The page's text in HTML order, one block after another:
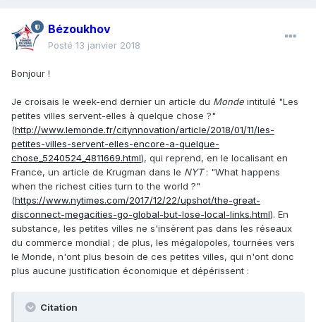
Bézoukhov
Posté 13 janvier 2018
Bonjour !
Je croisais le week-end dernier un article du Monde intitulé "Les
petites villes servent-elles à quelque chose ?"
(http://www.lemonde.fr/citynnovation/article/2018/01/11/les-
petites-villes-servent-elles-encore-a-quelque-
chose_5240524_4811669.html), qui reprend, en le localisant en
France, un article de Krugman dans le NYT: "What happens
when the richest cities turn to the world ?"
(https://www.nytimes.com/2017/12/22/upshot/the-great-
disconnect-megacities-go-global-but-lose-local-links.html). En
substance, les petites villes ne s'insèrent pas dans les réseaux
du commerce mondial ; de plus, les mégalopoles, tournées vers
le Monde, n'ont plus besoin de ces petites villes, qui n'ont donc
plus aucune justification économique et dépérissent :
Citation